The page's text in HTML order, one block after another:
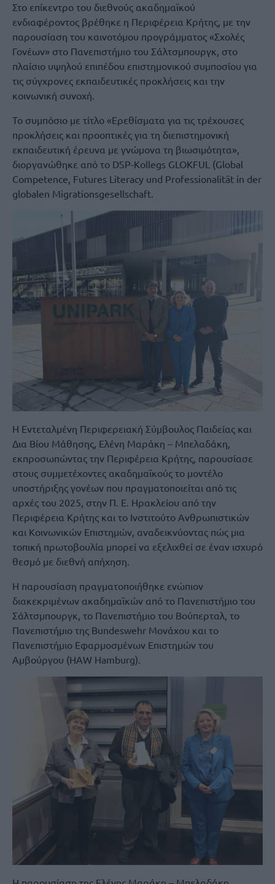
Στο επίκεντρο του διεθνούς ακαδημαϊκού
ενδιαφέροντος βρέθηκε η Περιφέρεια Κρήτης, με την
παρουσίαση του καινοτόμου προγράμματος «Σχολές
Γονέων» στο Πανεπιστήμιο του Σάλτσμπουργκ, στο
πλαίσιο υψηλού επιπέδου επιστημονικού συμποσίου για
τις σύγχρονες εκπαιδευτικές προκλήσεις και την
κοινωνική συνοχή.
Το συμπόσιο με τίτλο «Ερεθίσματα για τις τρέχουσες
προκλήσεις και προοπτικές για τη διεπιστημονική
εκπαιδευτική έρευνα με γνώμονα τη βιωσιμότητα»,
διοργανώθηκε από το DSP-Kollegs GLOKFUL (Global
Competence, Futures Literacy und Professionalität in der
globalen Migrationsgesellschaft.
Η Εντεταλμένη Περιφερειακή Σύμβουλος Παιδείας και
Δια Βίου Μάθησης, Ελένη Μαράκη – Μπελαδάκη,
εκπροσωπώντας την Περιφέρεια Κρήτης, παρουσίασε
στους συμμετέχοντες ακαδημαϊκούς το μοντέλο
υποστήριξης γονέων που πραγματοποιείται από τις
αρχές του 2025, στην Π. Ε. Ηρακλείου από την
Περιφέρεια Κρήτης και το Ινστιτούτο Ανθρωπιστικών
και Κοινωνικών Επιστημών, αναδεικνύοντας πώς μια
τοπική πρωτοβουλία μπορεί να εξελιχθεί σε έναν ισχυρό
θεσμό με διεθνή απήχηση.
Η παρουσίαση πραγματοποιήθηκε ενώπιον
διακεκριμένων ακαδημαϊκών από το Πανεπιστήμιο του
Σάλτσμπουργκ, το Πανεπιστήμιο του Βούπερταλ, το
Πανεπιστήμιο της Bundeswehr Μονάχου και το
Πανεπιστήμιο Εφαρμοσμένων Επιστημών του
Αμβούργου (HAW Hamburg).